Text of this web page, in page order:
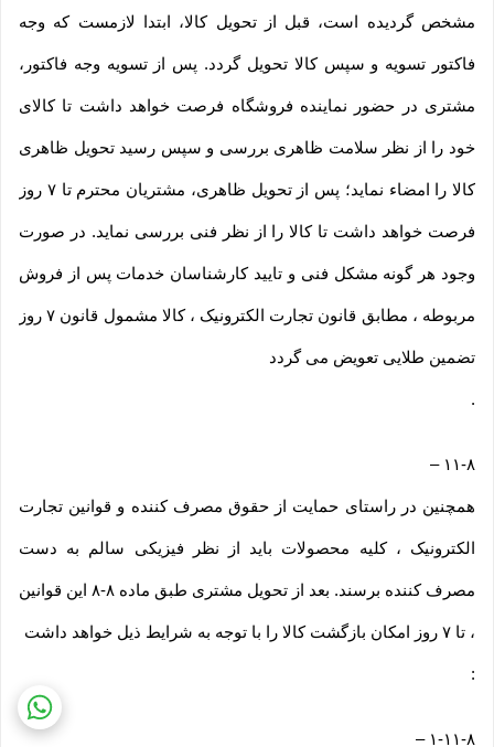
مشخص گردیده است، قبل از تحویل کالا، ابتدا لازمست که وجه
فاکتور تسویه و سپس کالا تحویل گردد. پس از تسویه وجه فاکتور،
مشتری در حضور نماینده فروشگاه فرصت خواهد داشت تا کالای
خود را از نظر سلامت ظاهری بررسی و سپس رسید تحویل ظاهری
کالا را امضاء نماید؛ پس از تحویل ظاهری، مشتریان محترم تا ۷ روز
فرصت خواهد داشت تا کالا را از نظر فنی بررسی نماید. در صورت
وجود هر گونه مشکل فنی و تایید کارشناسان خدمات پس از فروش
مربوطه ، مطابق قانون تجارت الکترونیک ، کالا مشمول قانون ۷ روز
تضمین طلایی تعویض می گردد
.
۱۱-۸ –
همچنین در راستای حمایت از حقوق مصرف کننده و قوانین تجارت
الکترونیک ، کلیه محصولات باید از نظر فیزیکی سالم به دست
مصرف کننده برسند. بعد از تحویل مشتری طبق ماده ۸-۸ این قوانین
، تا ۷ روز امکان بازگشت کالا را با توجه به شرایط ذیل خواهد داشت
:
۱-۱۱-۸ –